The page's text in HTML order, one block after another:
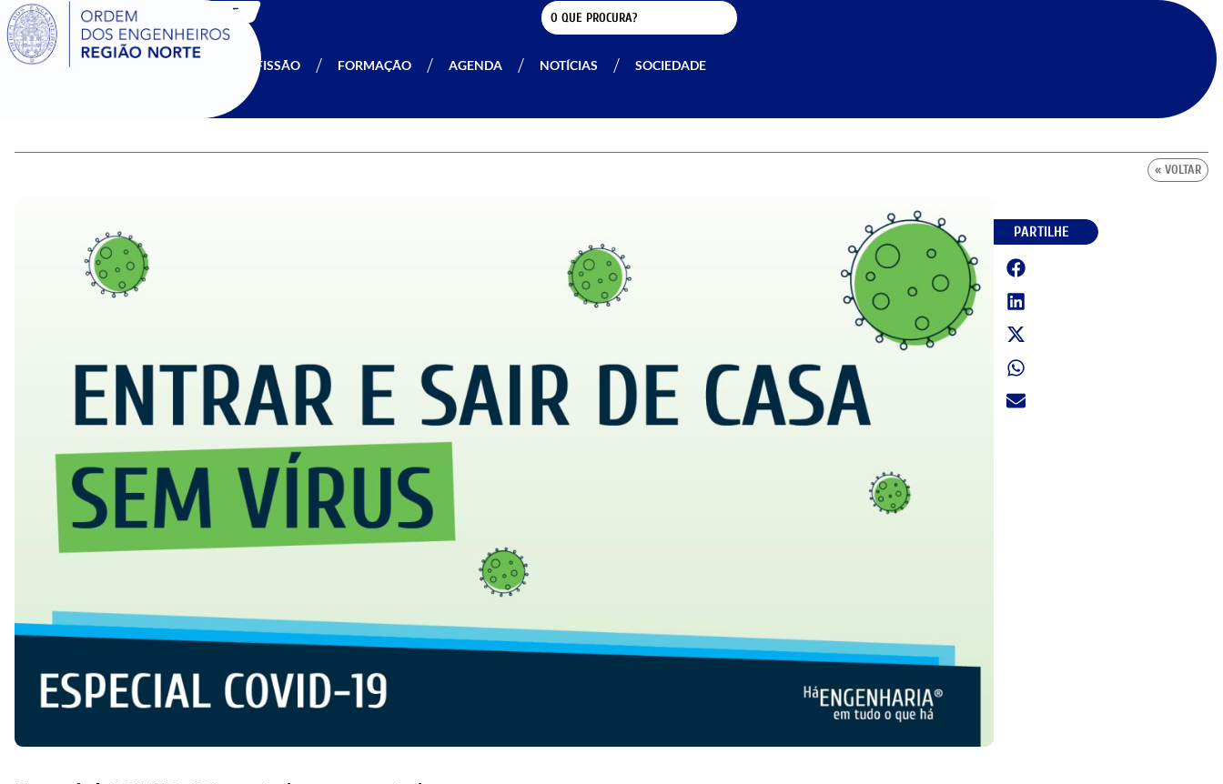
SIGOE
A OERN PROFISSÃO FORMAÇÃO AGENDA NOTÍCIAS SOCIEDADE
« VOLTAR
PARTILHE